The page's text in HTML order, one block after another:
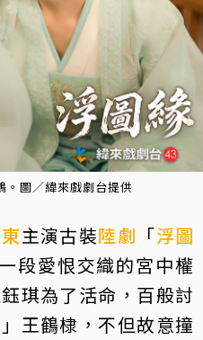
。圖／緯來戲劇台提供
主演古裝陸劇 「浮圖
段愛恨交織的宮中權
琪為了活命，百般討
王鶴棣，不但故意撞